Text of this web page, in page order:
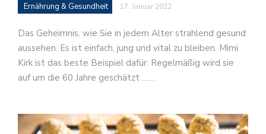
Ernährung & Gesundheit 17. Januar 2022
Das Geheimnis, wie Sie in jedem Alter strahlend gesund
aussehen. Es ist einfach, jung und vital zu bleiben. Mimi
Kirk ist das beste Beispiel dafür: Regelmäßig wird sie
auf um die 60 Jahre geschätzt ……